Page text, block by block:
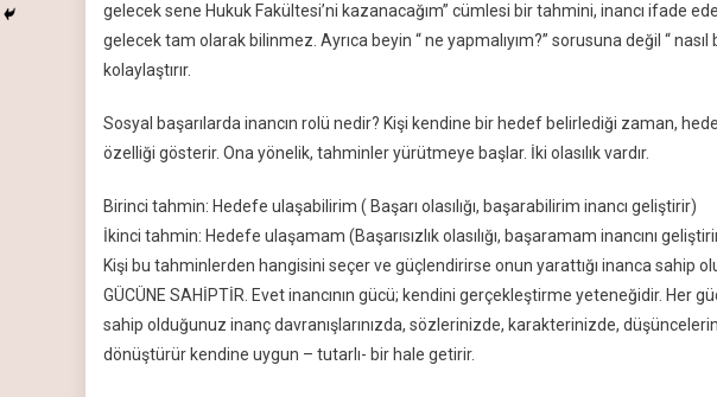
gelecek sene Hukuk Fakültesi’ni kazanacağım” cümlesi bir tahmini, inancı ifade
gelecek tam olarak bilinmez. Ayrıca beyin “ ne yapmalıyım?” sorusuna değil “
kolaylaştırır.
Sosyal başarılarda inancın rolü nedir? Kişi kendine bir hedef belirlediği zaman,
özelliği gösterir. Ona yönelik, tahminler yürütmeye başlar. İki olasılık vardır.
Birinci tahmin: Hedefe ulaşabilirim ( Başarı olasılığı, başarabilirim inancı geliştirir)
İkinci tahmin: Hedefe ulaşamam (Başarısızlık olasılığı, başaramam inancını
Kişi bu tahminlerden hangisini seçer ve güçlendirirse onun yarattığı inanca sahip
GÜCÜNE SAHİPTİR. Evet inancının gücü; kendini gerçekleştirme yeteneğidir. Her
sahip olduğunuz inanç davranışlarınızda, sözlerinizde, karakterinizde,
dönüştürür kendine uygun – tutarlı- bir hale getirir.